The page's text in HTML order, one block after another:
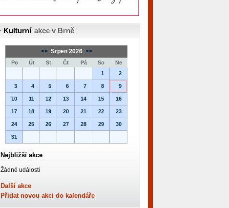
Kulturní akce v Brně
<< Srpen 2026 >>
Po Út St Čt Pá So
Ne
1
2
3 4 5 6 7 8 9
10 11 12 13 14 15 16
17 18 19 20 21 22 23
24 25 26 27 28 29 30
31
Nejbližší akce
Žádné události
Další akce
Přidat novou akci do kalendáře